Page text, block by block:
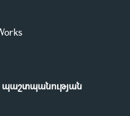
պաշտպանության